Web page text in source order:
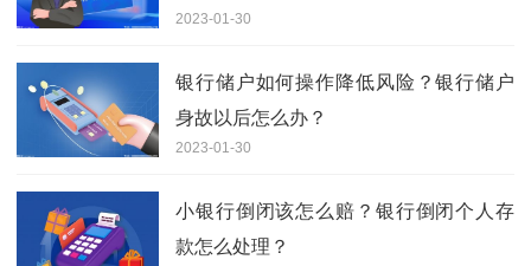
2023-01-30
银行储户如何操作降低风险？银行储户
身故以后怎么办？
2023-01-30
小银行倒闭该怎么赔？银行倒闭个人存
款怎么处理？